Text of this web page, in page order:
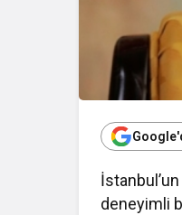
deneyimli